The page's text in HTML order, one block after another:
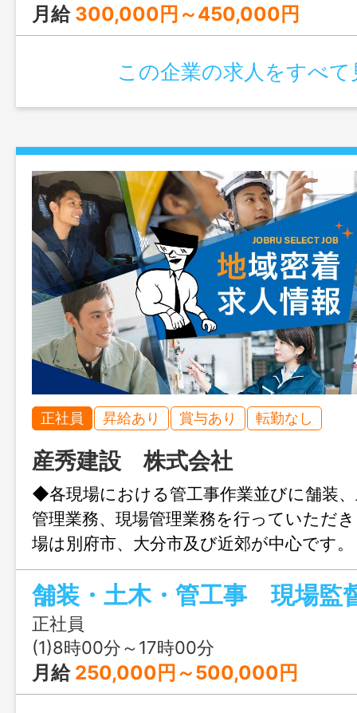
月給 300,000円～450,000円
この企業の求人をすべて
正社員 昇給あり 賞与あり 転勤なし
産秀建設 株式会社
◆各現場における管工事作業並びに舗装
管理業務、現場管理業務を行っていた
場は別府市、大分市及び近郊が中心です
免許取得制度あります。 ＊変更の範囲
業務 ※応募には、ハローワークの紹
す。
舗装・土木・管工事 現場監
正社員
(1)8時00分～17時00分
月給 250,000円～500,000円